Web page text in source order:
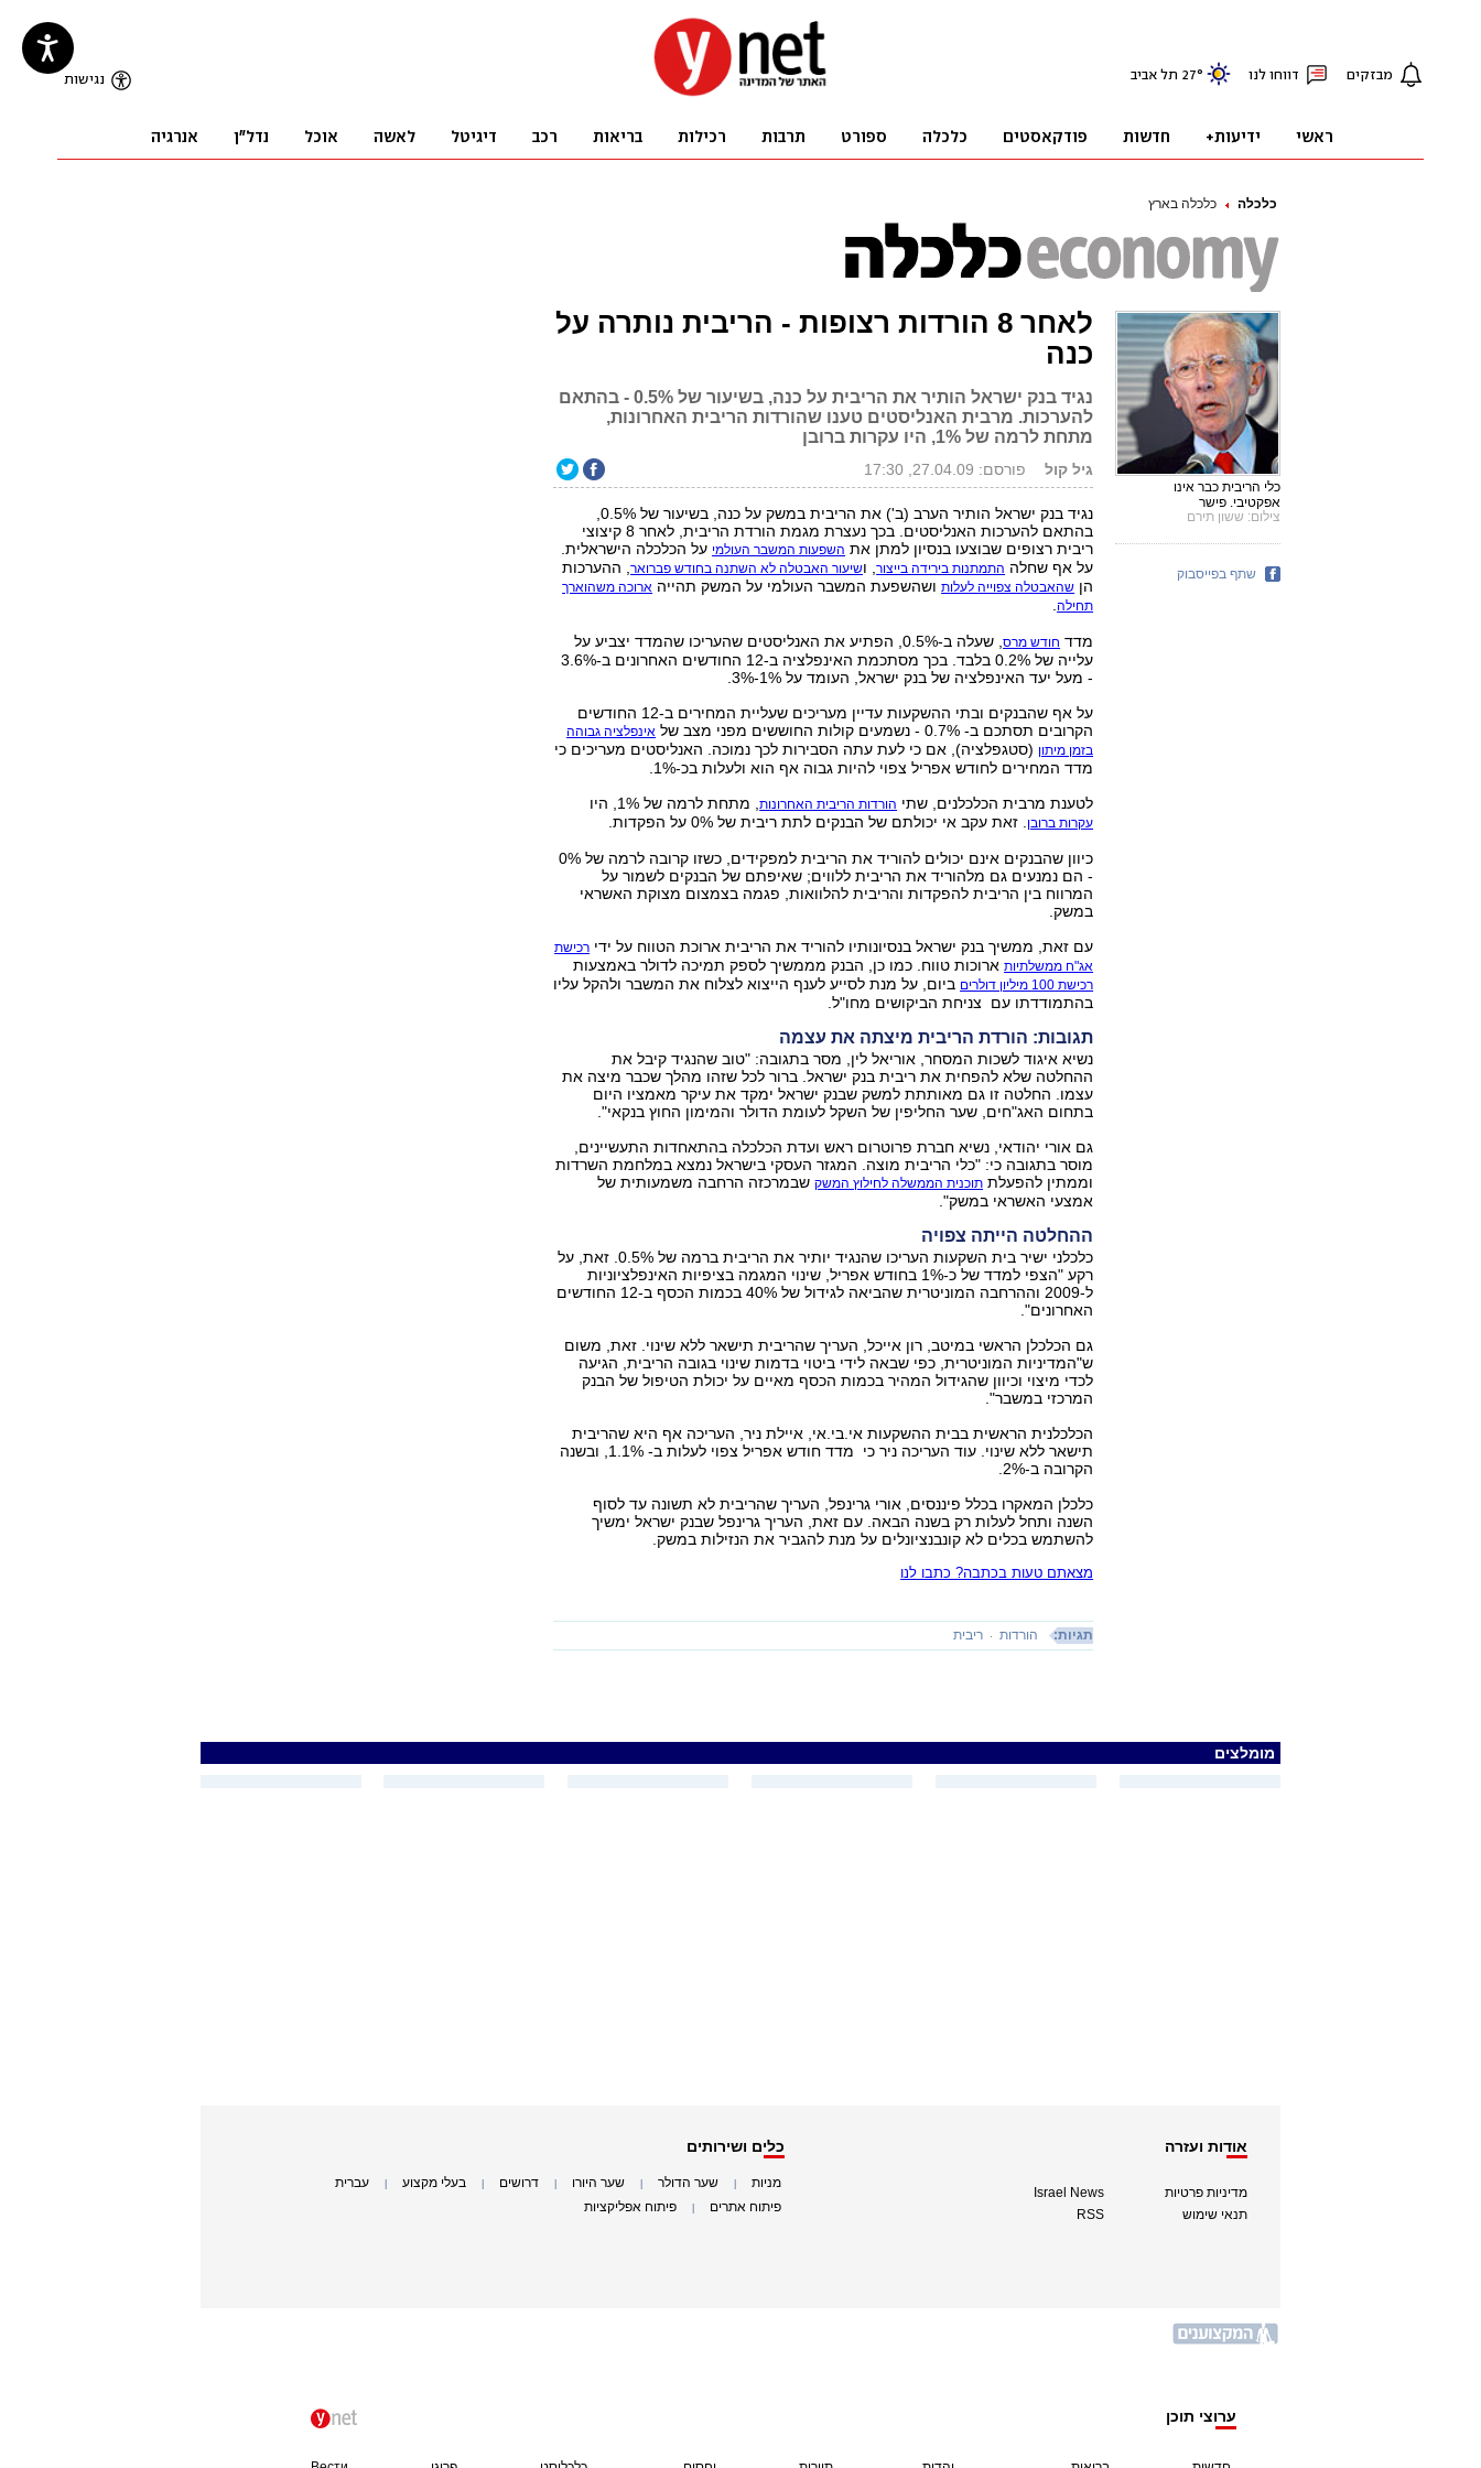
כלכלה כלכלה בארץ
לאחר 8 הורדות רצופות - הריבית נותרה על
כנה
נגיד בנק ישראל הותיר את הריבית על כנה, בשיעור של 0.5% - בהתאם
להערכות. מרבית האנליסטים טענו שהורדות הריבית האחרונות,
מתחת לרמה של 1%, היו עקרות ברובן
גיל קול פורסם: 27.04.09, 17:30
נגיד בנק ישראל הותיר הערב (ב') את הריבית במשק על כנה, בשיעור של 0.5%,
בהתאם להערכות האנליסטים. בכך נעצרת מגמת הורדת הריבית, לאחר 8 קיצוצי
ריבית רצופים שבוצעו בנסיון למתן את השפעות המשבר העולמי על הכלכלה הישראלית.
על אף שחלה התמתנות בירידה בייצור, ושיעור האבטלה לא השתנה בחודש פברואר, ההערכות
הן שהאבטלה צפוייה לעלותושהשפעת המשבר העולמי על המשק תהייה ארוכה משהוארך
תחילה.
מדד חודש מרס
, שעלה ב-0.5%, הפתיע את האנליסטים שהעריכו שהמדד יצביע על
עלייה של 0.2% בלבד. בכך מסתכמת האינפלציה ב-12 החודשים האחרונים ב-3.6%
- מעל יעד האינפלציה של בנק ישראל, העומד על 1%-3%.
על אף שהבנקים ובתי ההשקעות עדיין מעריכים שעליית המחירים ב-12 החודשים
הקרובים תסתכם ב- 0.7% - נשמעים קולות החוששים מפני מצב של
אינפלציה גבוהה
בזמן מיתון (סטגפלציה), אם כי לעת עתה הסבירות לכך נמוכה. האנליסטים מעריכים כי
מדד המחירים לחודש אפריל צפוי להיות גבוה אף הוא ולעלות בכ-1%.
לטענת מרבית הכלכלנים, שתי הורדות הריבית האחרונות, מתחת לרמה של 1%, היו
עקרות ברובן. זאת עקב אי יכולתם של הבנקים לתת ריבית של 0% על הפקדות.
כיוון שהבנקים אינם יכולים להוריד את הריבית למפקידים, כשזו קרובה לרמה של 0%
- הם נמנעים גם מלהוריד את הריבית ללווים; שאיפתם של הבנקים לשמור על
המרווח בין הריבית להפקדות והריבית להלוואות, פגמה בצמצום מצוקת האשראי
במשק.
עם זאת, ממשיך בנק ישראל בנסיונותיו להוריד את הריבית ארוכת הטווח על ידי רכישת
אג"ח ממשלתיותארוכות טווח. כמו כן, הבנק מממשיך לספק תמיכה לדולר באמצעות
רכישת 100 מיליון דולרים
ביום, על מנת לסייע לענף הייצוא לצלוח את המשבר ולהקל עליו
בהתמודדתו עם צניחת הביקושים מחו"ל.
תגובות: הורדת הריבית מיצתה את עצמה
נשיא איגוד לשכות המסחר, אוריאל לין, מסר בתגובה: "טוב שהנגיד קיבל את
ההחלטה שלא להפחית את ריבית בנק ישראל. ברור לכל שזהו מהלך שכבר מיצה את
עצמו. החלטה זו גם מאותתת למשק שבנק ישראל ימקד את עיקר מאמציו היום
בתחום האג"חים, שער החליפין של השקל לעומת הדולר והמימון החוץ בנקאי".
גם אורי יהודאי, נשיא חברת פרוטרום ראש ועדת הכלכלה בהתאחדות התעשיינים,
מוסר בתגובה כי: "כלי הריבית מוצה. המגזר העסקי בישראל נמצא במלחמת השרדות
וממתין להפעלת תוכנית הממשלה לחילוץ המשקשבמרכזה הרחבה משמעותית של
אמצעי האשראי במשק".
ההחלטה הייתה צפויה
כלכלני ישיר בית השקעות העריכו שהנגיד יותיר את הריבית ברמה של 0.5%. זאת, על
רקע "הצפי למדד של כ-1% בחודש אפריל, שינוי המגמה בציפיות האינפלציוניות
ל-2009 וההרחבה המוניטרית שהביאה לגידול של 40% בכמות הכסף ב-12 החודשים
האחרונים".
גם הכלכלן הראשי במיטב, רון אייכל, העריך שהריבית תישאר ללא שינוי. זאת, משום
ש"המדיניות המוניטרית, כפי שבאה לידי ביטוי בדמות שינוי בגובה הריבית, הגיעה
לכדי מיצוי וכיוון שהגידול המהיר בכמות הכסף מאיים על יכולת הטיפול של הבנק
המרכזי במשבר".
הכלכלנית הראשית בבית ההשקעות אי.בי.אי, איילת ניר, העריכה אף היא שהריבית
תישאר ללא שינוי. עוד העריכה ניר כי מדד חודש אפריל צפוי לעלות ב- 1.1%, ובשנה
הקרובה ב-2%.
כלכלן המאקרו בכלל פיננסים, אורי גרינפל, העריך שהריבית לא תשונה עד לסוף
השנה ותחל לעלות רק בשנה הבאה. עם זאת, העריך גרינפל שבנק ישראל ימשיך
להשתמש בכלים לא קונבנציונלים על מנת להגביר את הנזילות במשק.
מצאתם טעות בכתבה? כתבו לנו
תגיות: הורדות ריבית
כלי הריבית כבר אינו
אפקטיבי. פישר
צילום: ששון תירם
שתף בפייסבוק
מומלצים
אודות ועזרה
מדיניות פרטיות
תנאי שימוש
Israel News
RSS
כלים ושירותים
מניות שער הדולר שער היורו דרושים בעלי מקצוע עברית
פיתוח אתרים פיתוח אפליקציות
ערוצי תוכן